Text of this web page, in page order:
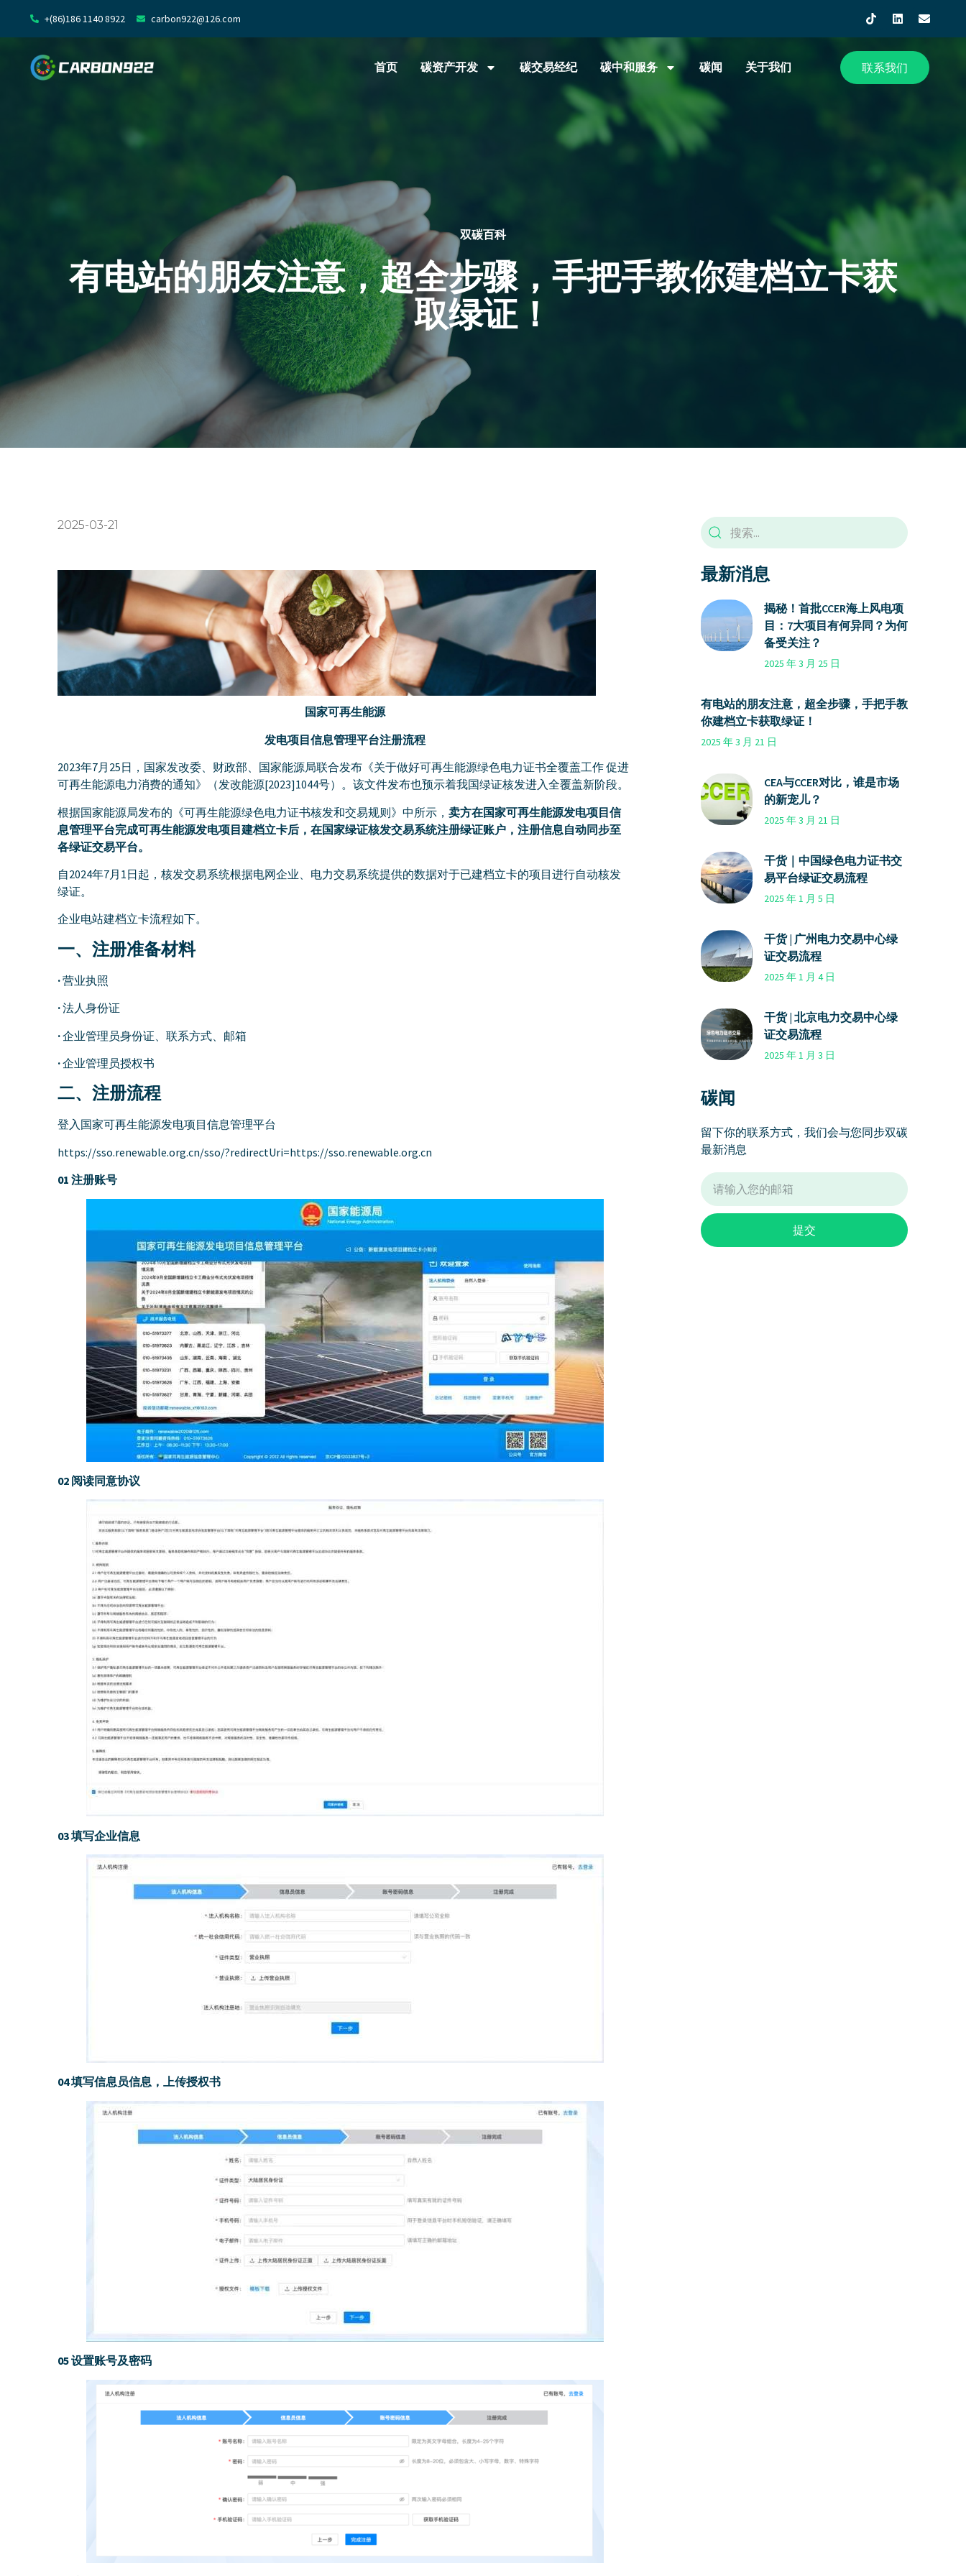
+(86)186 1140 8922 carbon922@126.com
首页 碳资产开发 碳交易经纪 碳中和服务 碳闻 关于我们 联系我们
双碳百科
有电站的朋友注意，超全步骤，手把手教你建档立卡获
取绿证！
2025-03-21
​国家可再生能源
发电项目信息管理平台注册流程
2023年7月25日，国家发改委、财政部、国家能源局联合发布《关于做好可再生能源绿色电力证书全覆盖工作 促进
可再生能源电力消费的通知》（发改能源[2023]1044号）。该文件发布也预示着我国绿证核发进入全覆盖新阶段。
根据国家能源局发布的《可再生能源绿色电力证书核发和交易规则》中所示， 卖方在国家可再生能源发电项目信
息管理平台完成可再生能源发电项目建档立卡后，在国家绿证核发交易系统注册绿证账户，注册信息自动同步至
各绿证交易平台。
自2024年7月1日起，核发交易系统根据电网企业、电力交易系统提供的数据对于已建档立卡的项目进行自动核发
绿证。
企业电站建档立卡流程如下。
一、注册准备材料
·营业执照
·法人身份证
·企业管理员身份证、联系方式、邮箱
·企业管理员授权书
二、注册流程
登入国家可再生能源发电项目信息管理平台
https://sso.renewable.org.cn/sso/?redirectUri=https://sso.renewable.org.cn
01 注册账号
02 阅读同意协议
03 填写企业信息
04 填写信息员信息，上传授权书
05 设置账号及密码
最新消息
揭秘！首批CCER海上风电项
目：7大项目有何异同？为何
备受关注？
2025 年 3 月 25 日
有电站的朋友注意，超全步骤，手把手教
你建档立卡获取绿证！
2025 年 3 月 21 日
CEA与CCER对比，谁是市场
的新宠儿？
2025 年 3 月 21 日
干货｜中国绿色电力证书交
易平台绿证交易流程
2025 年 1 月 5 日
干货 | 广州电力交易中心绿
证交易流程
2025 年 1 月 4 日
干货 | 北京电力交易中心绿
证交易流程
2025 年 1 月 3 日
碳闻
留下你的联系方式，我们会与您同步双碳
最新消息
提交